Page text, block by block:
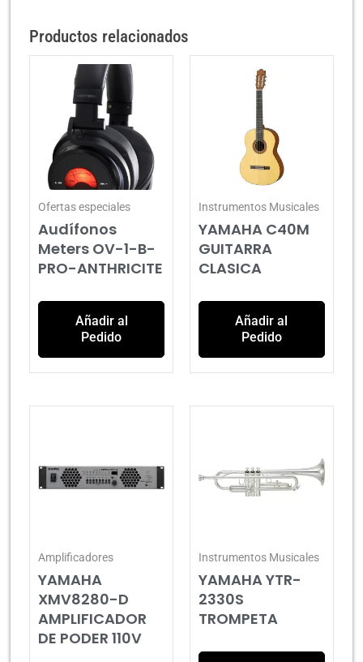
Productos relacionados
Ofertas especiales
Audífonos
Meters OV-1-B-
PRO-ANTHRICITE
Añadir al
Pedido
Instrumentos Musicales
YAMAHA C40M
GUITARRA
CLASICA
Añadir al
Pedido
Amplificadores
YAMAHA
XMV8280-D
AMPLIFICADOR
DE PODER 110V
Instrumentos Musicales
YAMAHA YTR-
2330S
TROMPETA